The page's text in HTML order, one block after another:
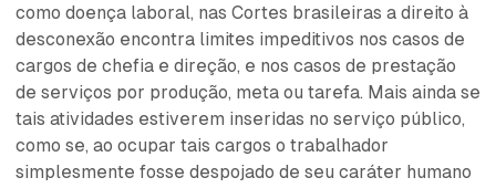
como doença laboral, nas Cortes brasileiras a direito à
desconexão encontra limites impeditivos nos casos de
cargos de chefia e direção, e nos casos de prestação
de serviços por produção, meta ou tarefa. Mais ainda se
tais atividades estiverem inseridas no serviço público,
como se, ao ocupar tais cargos o trabalhador
simplesmente fosse despojado de seu caráter humano